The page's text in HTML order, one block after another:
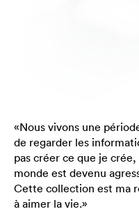
«Nous vivons une
de regarder les
pas créer ce que je
monde est devenu
Cette collection est ma
à aimer la vie.»